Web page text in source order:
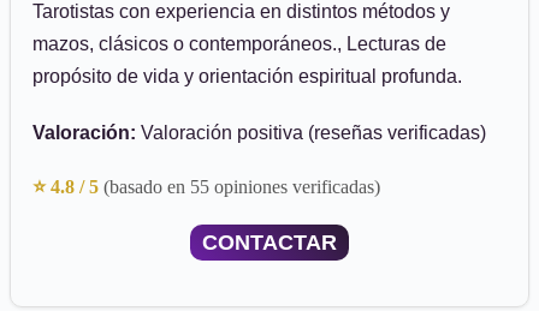
Tarotistas con experiencia en distintos métodos y
mazos, clásicos o contemporáneos., Lecturas de
propósito de vida y orientación espiritual profunda.
Valoración: Valoración positiva (reseñas verificadas)
⭐ 4.8 / 5 (basado en 55 opiniones verificadas)
CONTACTAR